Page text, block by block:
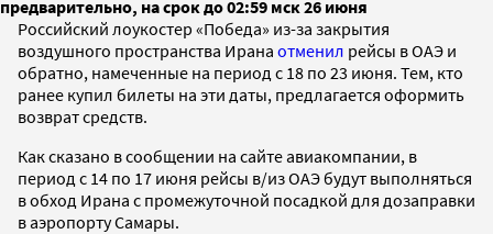
предварительно, на срок до 02:59 мск 26 июня
Российский лоукостер «Победа» из-за закрытия
воздушного пространства Ирана отменил рейсы в ОАЭ и
обратно, намеченные на период с 18 по 23 июня. Тем, кто
ранее купил билеты на эти даты, предлагается оформить
возврат средств.
Как сказано в сообщении на сайте авиакомпании, в
период с 14 по 17 июня рейсы в/из ОАЭ будут выполняться
в обход Ирана с промежуточной посадкой для дозаправки
в аэропорту Самары.